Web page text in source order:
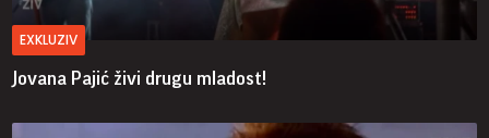
EXKLUZIV
Jovana Pajić živi drugu mladost!